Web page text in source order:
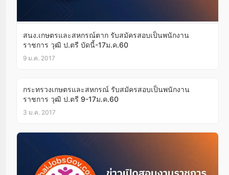
สนง.เกษตรและสหกรณ์ตาก รับสมัครสอบเป็นพนักงาน
ราชการ วุฒิ ป.ตรี บัดนี้-17ม.ค.60
9 ม.ค. 2017
กระทรวงเกษตรและสหกรณ์ รับสมัครสอบเป็นพนักงาน
ราชการ วุฒิ ป.ตรี 9-17ม.ค.60
3 ม.ค. 2017